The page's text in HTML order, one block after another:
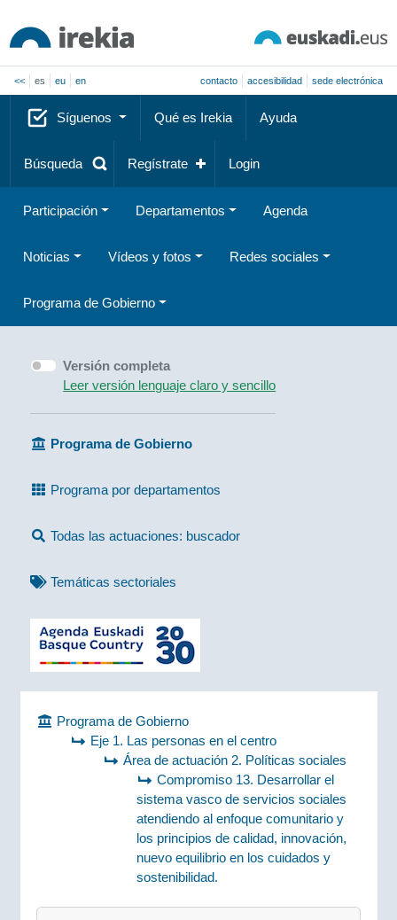
<< es eu en contacto accesibilidad sede electrónica
Síguenos Qué es Irekia Ayuda
Búsqueda Regístrate Login
Participación Departamentos Agenda
Noticias Vídeos y fotos Redes sociales
Programa de Gobierno
Versión completa
Leer versión lenguaje claro y sencillo
Programa de Gobierno
Programa por departamentos
Todas las actuaciones: buscador
Temáticas sectoriales
Programa de Gobierno
Eje 1. Las personas en el centro
Área de actuación 2. Políticas sociales
Compromiso 13. Desarrollar el
sistema vasco de servicios sociales
atendiendo al enfoque comunitario y
los principios de calidad, innovación,
nuevo equilibrio en los cuidados y
sostenibilidad.